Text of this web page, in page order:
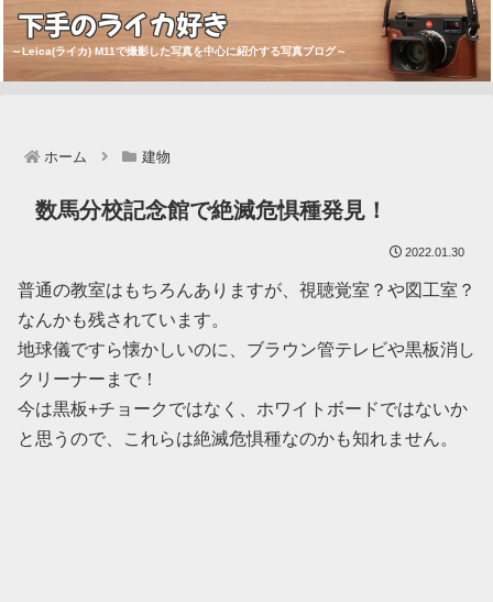
下手のライカ好き
～Leica(ライカ) M11で撮影した写真を中心に紹介する写真ブログ～
ホーム 建物
数馬分校記念館で絶滅危惧種発見！
2022.01.30
普通の教室はもちろんありますが、視聴覚室？や図工室？
なんかも残されています。
地球儀ですら懐かしいのに、ブラウン管テレビや黒板消し
クリーナーまで！
今は黒板+チョークではなく、ホワイトボードではないか
と思うので、これらは絶滅危惧種なのかも知れません。